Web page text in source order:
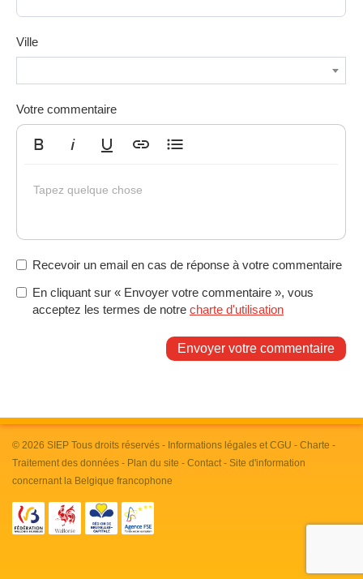
Ville
Votre commentaire
Tapez quelque chose
Recevoir un email en cas de réponse à votre commentaire
En cliquant sur « Envoyer votre commentaire », vous
acceptez les termes de notre charte d'utilisation
Envoyer votre commentaire
© 2026 SIEP Tous droits réservés - Informations légales et CGU - Charte -
Traitement des données - Plan du site - Contact - Site d'information
concernant la Belgique francophone